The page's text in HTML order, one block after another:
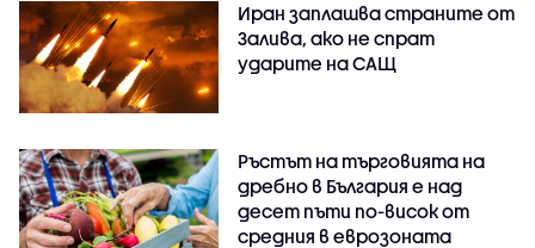
Иран заплашва страните от
Залива, ако не спрат
ударите на САЩ
Ръстът на търговията на
дребно в България е над
десет пъти по-висок от
средния в еврозоната